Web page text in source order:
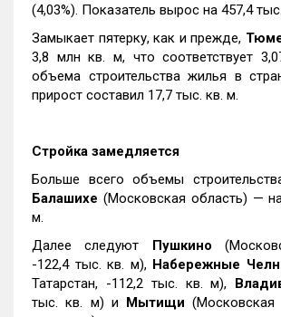
(4,03%). Показатель вырос на 457,4
Замыкает пятерку, как и прежде,
3,8 млн кв. м, что соответствует
объема строительства жилья в
прирост составил 17,7 тыс. кв. м.
Стройка замедляется
Больше всего объемы
Балашихе (Московская область) —
м.
Далее следуют Пушкино
-122,4 тыс. кв. м), Набережные
Татарстан, -112,2 тыс. кв. м),
тыс. кв. м) и Мытищи (Московская